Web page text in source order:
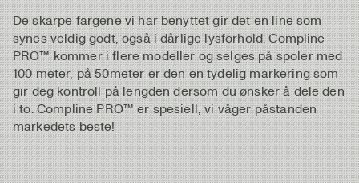
De skarpe fargene vi har benyttet gir det en line som
synes veldig godt, også i dårlige lysforhold. Compline
PRO™ kommer i flere modeller og selges på spoler med
100 meter, på 50meter er den en tydelig markering som
gir deg kontroll på lengden dersom du ønsker å dele den
i to. Compline PRO™ er spesiell, vi våger påstanden
markedets beste!